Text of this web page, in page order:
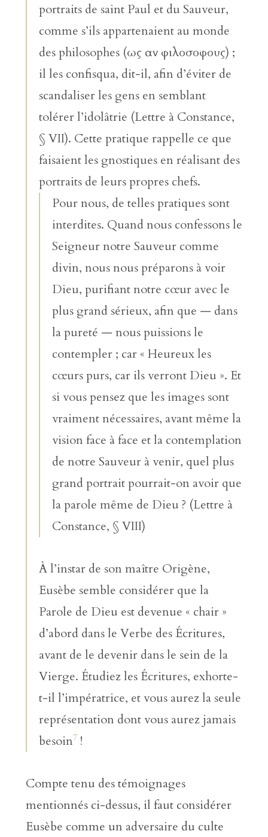
portraits de saint Paul et du Sauveur,
comme s’ils appartenaient au monde
des philosophes (ως αν φιλοσοφους) ;
il les confisqua, dit-il, afin d’éviter de
scandaliser les gens en semblant
tolérer l’idolâtrie (Lettre à Constance,
§ VII). Cette pratique rappelle ce que
faisaient les gnostiques en réalisant des
portraits de leurs propres chefs.
Pour nous, de telles pratiques sont
interdites. Quand nous confessons le
Seigneur notre Sauveur comme
divin, nous nous préparons à voir
Dieu, purifiant notre cœur avec le
plus grand sérieux, afin que — dans
la pureté — nous puissions le
contempler ; car « Heureux les
cœurs purs, car ils verront Dieu ». Et
si vous pensez que les images sont
vraiment nécessaires, avant même la
vision face à face et la contemplation
de notre Sauveur à venir, quel plus
grand portrait pourrait-on avoir que
la parole même de Dieu ? (Lettre à
Constance, § VIII)
À l’instar de son maître Origène,
Eusèbe semble considérer que la
Parole de Dieu est devenue « chair »
d’abord dans le Verbe des Écritures,
avant de le devenir dans le sein de la
Vierge. Étudiez les Écritures, exhorte-
t-il l’impératrice, et vous aurez la seule
représentation dont vous aurez jamais
besoin7!
Compte tenu des témoignages
mentionnés ci-dessus, il faut considérer
Eusèbe comme un adversaire du culte